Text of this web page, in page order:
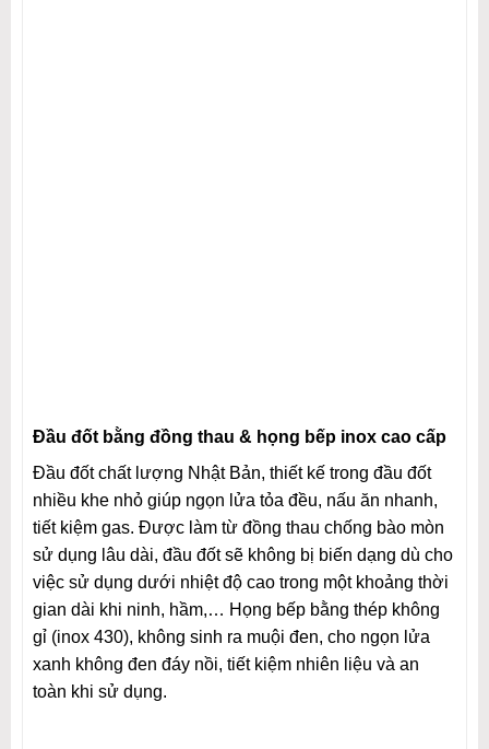
Đầu đốt bằng đồng thau & họng bếp inox cao cấp
Đầu đốt chất lượng Nhật Bản, thiết kế trong đầu đốt
nhiều khe nhỏ giúp ngọn lửa tỏa đều, nấu ăn nhanh,
tiết kiệm gas. Được làm từ đồng thau chống bào mòn
sử dụng lâu dài, đầu đốt sẽ không bị biến dạng dù cho
việc sử dụng dưới nhiệt độ cao trong một khoảng thời
gian dài khi ninh, hầm,… Họng bếp bằng thép không
gỉ (inox 430), không sinh ra muội đen, cho ngọn lửa
xanh không đen đáy nồi, tiết kiệm nhiên liệu và an
toàn khi sử dụng.